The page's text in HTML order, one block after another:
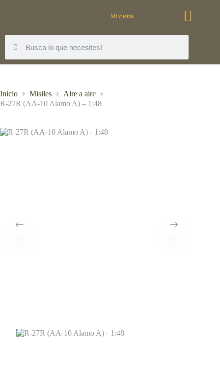
Mi cuenta
Inicio Misiles
Aire a aire
R-27R (AA-10 Alamo A) – 1:48